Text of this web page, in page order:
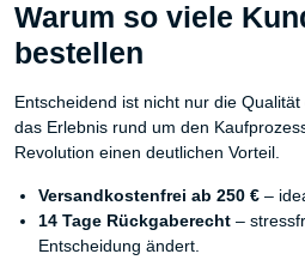
Warum so viele
bestellen
Entscheidend ist nicht nur die
das Erlebnis rund um den
Revolution einen deutlichen Vorteil.
Versandkostenfrei ab 250 € –
14 Tage Rückgaberecht –
Entscheidung ändert.